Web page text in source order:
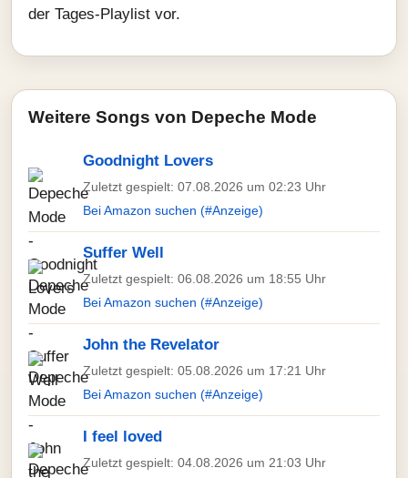
der Tages-Playlist vor.
Weitere Songs von Depeche Mode
Goodnight Lovers
Zuletzt gespielt: 07.08.2026 um 02:23 Uhr
Bei Amazon suchen (#Anzeige)
Suffer Well
Zuletzt gespielt: 06.08.2026 um 18:55 Uhr
Bei Amazon suchen (#Anzeige)
John the Revelator
Zuletzt gespielt: 05.08.2026 um 17:21 Uhr
Bei Amazon suchen (#Anzeige)
I feel loved
Zuletzt gespielt: 04.08.2026 um 21:03 Uhr